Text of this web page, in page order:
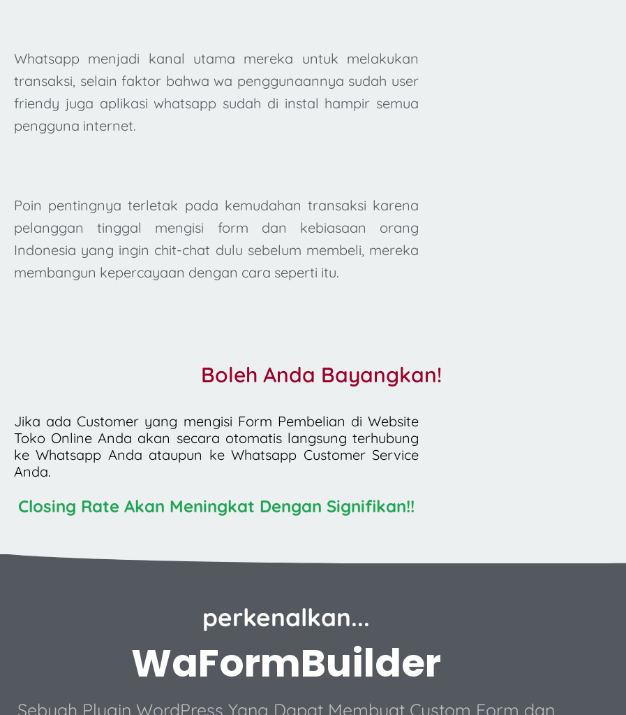
Whatsapp menjadi kanal utama mereka untuk melakukan
transaksi, selain faktor bahwa wa penggunaannya sudah user
friendy juga aplikasi whatsapp sudah di instal hampir semua
pengguna internet.
Poin pentingnya terletak pada kemudahan transaksi karena
pelanggan tinggal mengisi form dan kebiasaan orang
Indonesia yang ingin chit-chat dulu sebelum membeli, mereka
membangun kepercayaan dengan cara seperti itu.
Boleh Anda Bayangkan!
Jika ada Customer yang mengisi Form Pembelian di Website
Toko Online Anda akan secara otomatis langsung terhubung
ke Whatsapp Anda ataupun ke Whatsapp Customer Service
Anda.
Closing Rate Akan Meningkat Dengan Signifikan!!
perkenalkan...
WaFormBuilder
Sebuah Plugin WordPress Yang Dapat Membuat Custom Form dan